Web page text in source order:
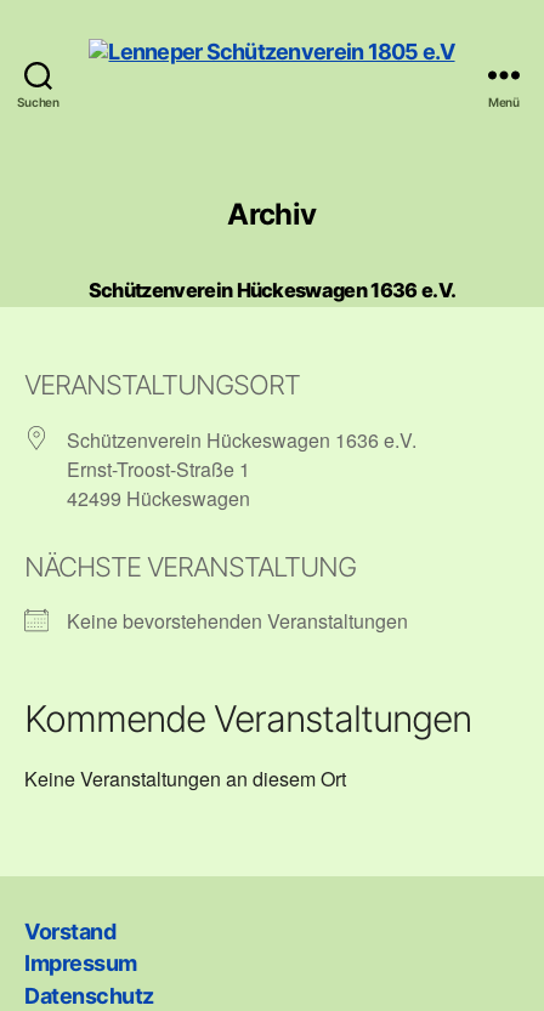
Suchen
e.V
Menü
Archiv
Schützenverein Hückeswagen 1636 e.V.
VERANSTALTUNGSORT
Schützenverein Hückeswagen 1636 e.V.
Ernst-Troost-Straße 1
42499 Hückeswagen
NÄCHSTE VERANSTALTUNG
Keine bevorstehenden Veranstaltungen
Kommende Veranstaltungen
Keine Veranstaltungen an diesem Ort
Vorstand
Impressum
Datenschutz